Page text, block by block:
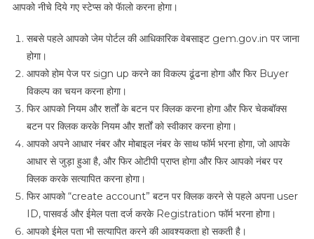
आपको नीचे दिये गए स्टेप्स को फॅालो करना होगा।
सबसे पहले आपको जेम पोर्टल की आधिकारिक वेबसाइट gem.gov.in पर जाना
होगा।
आपको होम पेज पर sign up करने का विकल्प ढूंढना होगा और फिर Buyer
विकल्प का चयन करना होगा।
फिर आपको नियम और शर्तों के बटन पर क्लिक करना होगा और फिर चेकबॉक्स
बटन पर क्लिक करके नियम और शर्तों को स्वीकार करना होगा।
आपको अपने आधार नंबर और मोबाइल नंबर के साथ फॉर्म भरना होगा, जो आपके
आधार से जुड़ा हुआ है, और फिर ओटीपी प्राप्त होगा और फिर आपको नंबर पर
क्लिक करके सत्यापित करना होगा।
फिर आपको “create account” बटन पर क्लिक करने से पहले अपना user
ID, पासवर्ड और ईमेल पता दर्ज करके Registration फॉर्म भरना होगा।
आपको ईमेल पता भी सत्यापित करने की आवश्यकता हो सकती है।